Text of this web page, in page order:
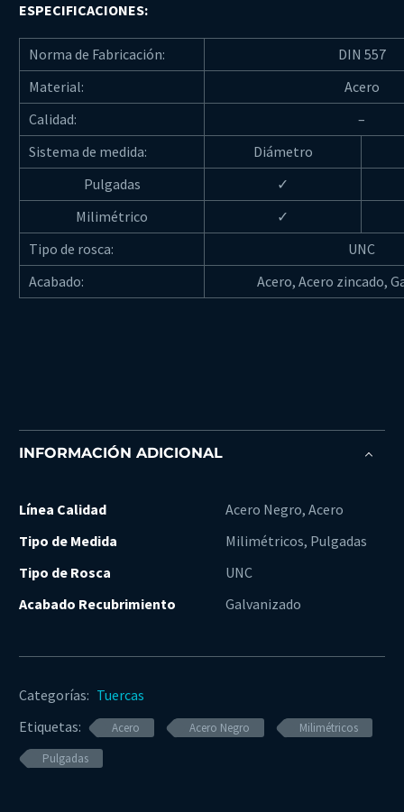
ESPECIFICACIONES:
Norma de Fabricación:
DIN 557
Material:
Acero
Calidad:
–
Sistema de medida:
Diámetro
Pulgadas
✓
Milimétrico
✓
Tipo de rosca:
UNC
Acabado:
Acero, Acero zincado,
INFORMACIÓN ADICIONAL
Línea Calidad
Acero Negro, Acero
Tipo de Medida
Milimétricos, Pulgadas
Tipo de Rosca
UNC
Acabado Recubrimiento
Galvanizado
Categorías: Tuercas
Etiquetas:
Acero Acero Negro
Milimétricos
Pulgadas